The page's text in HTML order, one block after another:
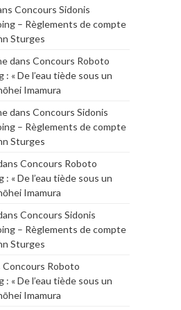
Concours Sidonis
– Règlements de compte
Sturges
dans Concours Roboto
« De l’eau tiède sous un
Imamura
dans Concours Sidonis
– Règlements de compte
Sturges
Concours Roboto
« De l’eau tiède sous un
Imamura
Concours Sidonis
– Règlements de compte
Sturges
Concours Roboto
« De l’eau tiède sous un
Imamura